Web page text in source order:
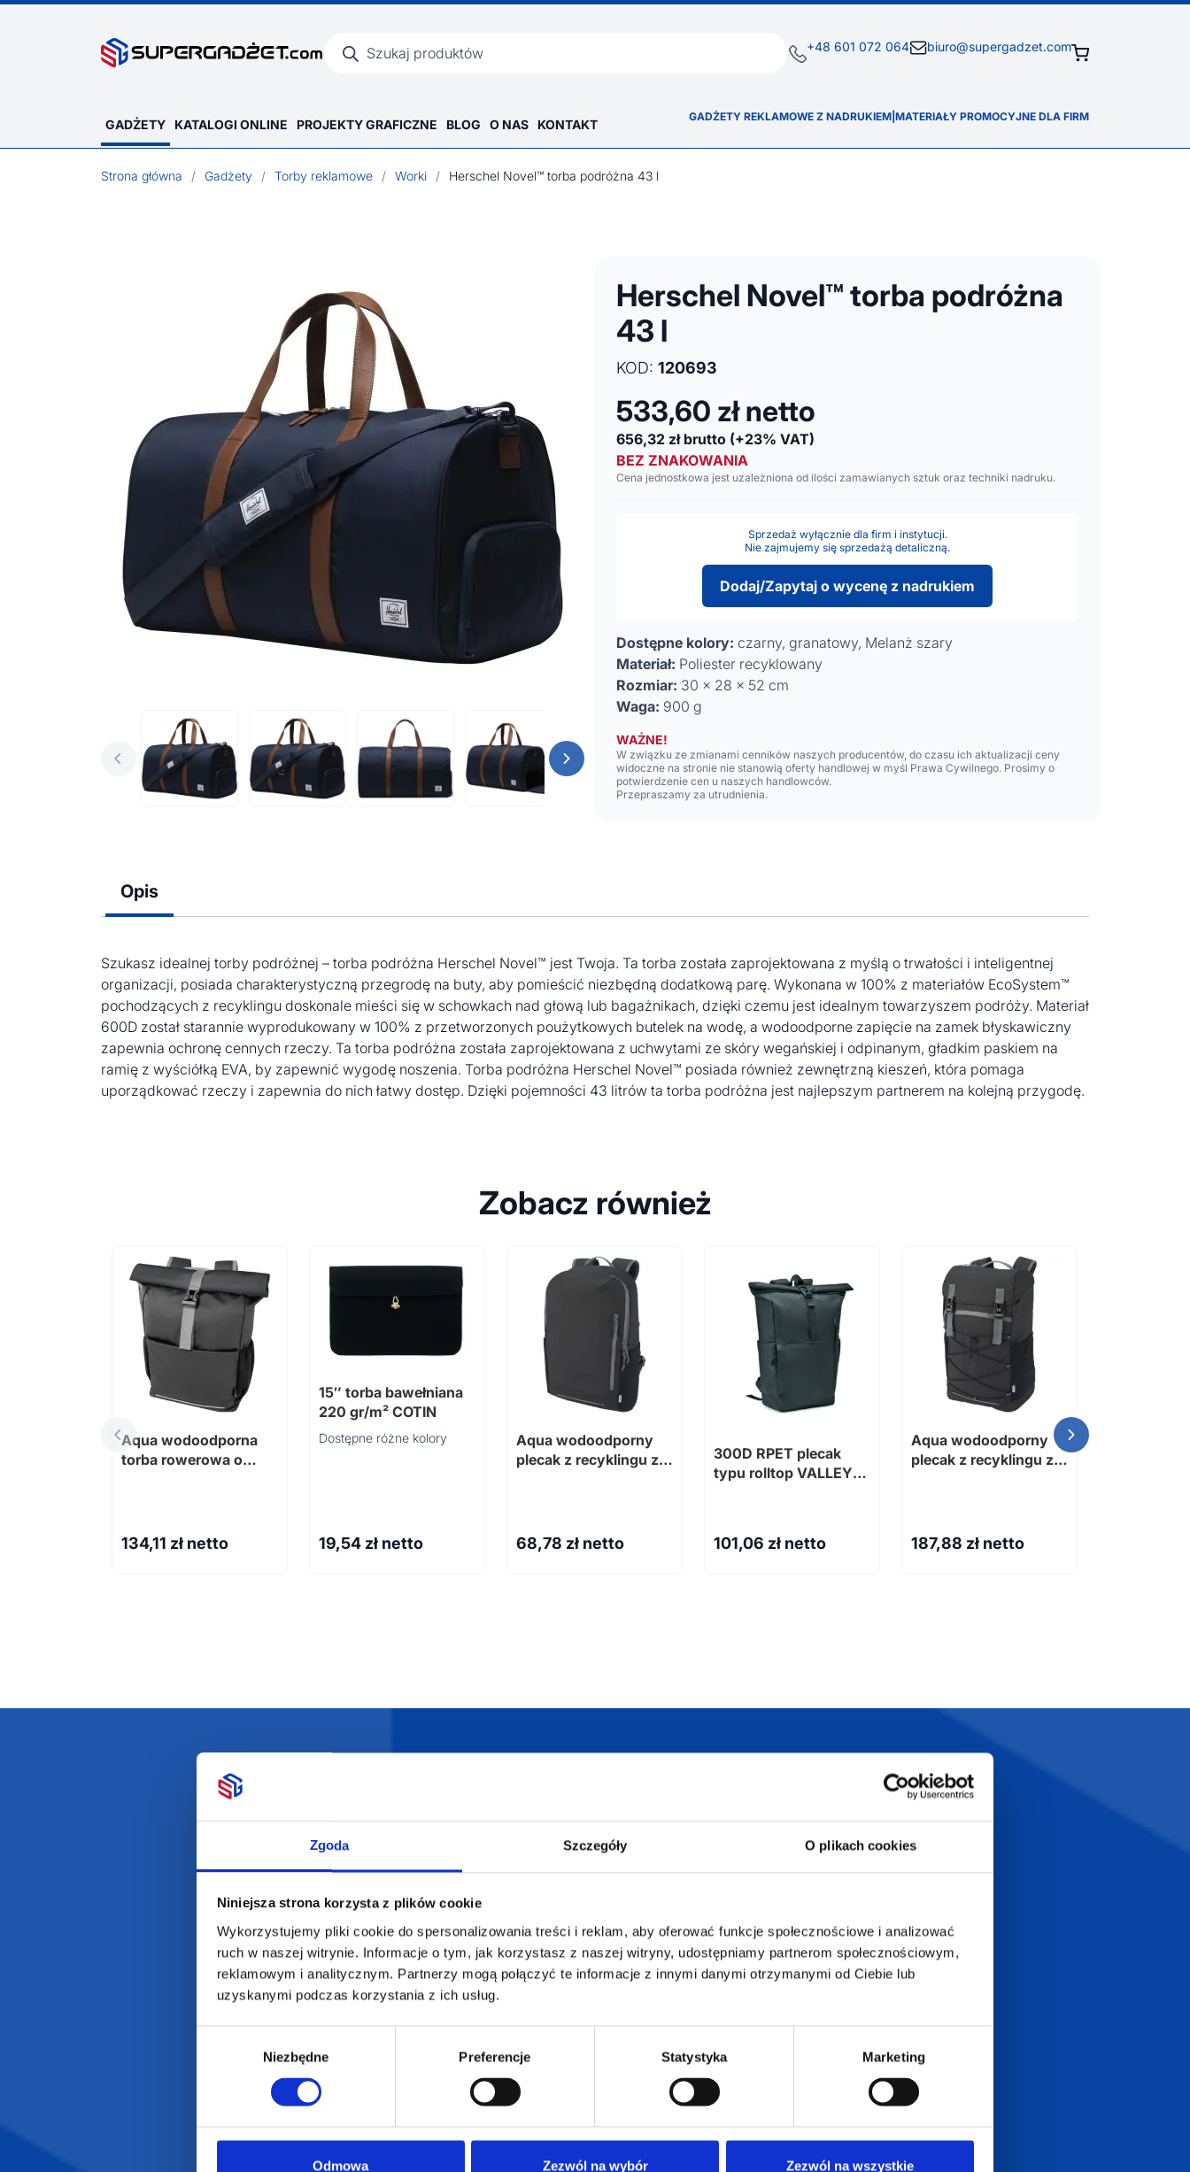
Zgoda Szczegóły O plikach cookies
Niniejsza strona korzysta z plików cookie
Wykorzystujemy pliki cookie do spersonalizowania treści i reklam, aby oferować funkcje społecznościowe i analizować
ruch w naszej witrynie. Informacje o tym, jak korzystasz z naszej witryny, udostępniamy partnerom społecznościowym,
reklamowym i analitycznym. Partnerzy mogą połączyć te informacje z innymi danymi otrzymanymi od Ciebie lub
uzyskanymi podczas korzystania z ich usług.
Niezbędne Preferencje Statystyka Marketing
Odmowa Zezwól na wybór Zezwól na wszystkie
produktów
+48 601 072 064 biuro@supergadzet.com
GADŻETY KATALOGI ONLINE PROJEKTY GRAFICZNE BLOG O NAS KONTAKT GADŻETY REKLAMOWE Z NADRUKIEM MATERIAŁY PROMOCYJNE DLA FIRM
Strona główna / Gadżety / Torby reklamowe / Worki / Herschel Novel™ torba podróżna 43 l
Herschel Novel™ torba podróżna
43 l
KOD: 120693
533,60 zł netto
656,32 zł brutto (+23% VAT)
BEZ ZNAKOWANIA
Cena jednostkowa jest uzależniona od ilości zamawianych sztuk oraz techniki nadruku.
Sprzedaż wyłącznie dla firm i instytucji.
Nie zajmujemy się sprzedażą detaliczną.
Dodaj/Zapytaj o wycenę z nadrukiem
Dostępne kolory: czarny, granatowy, Melanż szary
Materiał: Poliester recyklowany
Rozmiar: 30 x 28 x 52 cm
Waga: 900 g
WAŻNE!
W związku ze zmianami cenników naszych producentów, do czasu ich aktualizacji ceny
widoczne na stronie nie stanowią oferty handlowej w myśl Prawa Cywilnego. Prosimy o
potwierdzenie cen u naszych handlowców.
Przepraszamy za utrudnienia.
Opis
Szukasz idealnej torby podróżnej – torba podróżna Herschel Novel™ jest Twoja. Ta torba została zaprojektowana z myślą o trwałości i inteligentnej
organizacji, posiada charakterystyczną przegrodę na buty, aby pomieścić niezbędną dodatkową parę. Wykonana w 100% z materiałów EcoSystem™
pochodzących z recyklingu doskonale mieści się w schowkach nad głową lub bagażnikach, dzięki czemu jest idealnym towarzyszem podróży. Materiał
600D został starannie wyprodukowany w 100% z przetworzonych poużytkowych butelek na wodę, a wodoodporne zapięcie na zamek błyskawiczny
zapewnia ochronę cennych rzeczy. Ta torba podróżna została zaprojektowana z uchwytami ze skóry wegańskiej i odpinanym, gładkim paskiem na
ramię z wyściółką EVA, by zapewnić wygodę noszenia. Torba podróżna Herschel Novel™ posiada również zewnętrzną kieszeń, która pomaga
uporządkować rzeczy i zapewnia do nich łatwy dostęp. Dzięki pojemności 43 litrów ta torba podróżna jest najlepszym partnerem na kolejną przygodę.
Zobacz również
Aqua wodoodporna
torba rowerowa o
materiałów z
recyklingu z
134,11 zł netto
15″ torba bawełniana
220 gr/m² COTIN
Dostępne różne kolory
19,54 zł netto
Aqua wodoodporny
plecak z recyklingu z
68,78 zł netto
300D RPET plecak
typu rolltop VALLEY
101,06 zł netto
Aqua wodoodporny
plecak z recyklingu z
23 l
187,88 zł netto
Darmowa dostawa
Szeroka oferta
produktów
Gadżety ekologiczne
Torby reklamowe
INFORMACJE
O Nas
Katalogi online
Projekty graficzne
Blog
Jak zamawiać?
Czas realizacji
Dostawa i płatności
Reklamacje
Regulamin strony
Polityka prywatności
JAKUB LIEBELT
Osiecza Pierwsza 29
62-586 Rzgów
+48 601 072 064
od poniedziałku do piątku
w godzinach 8:00 - 16:00
Dołącz do nas na